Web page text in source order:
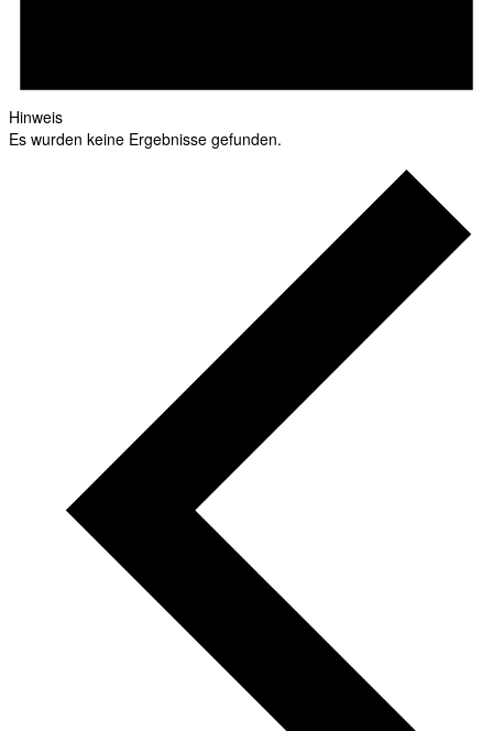
Hinweis
Es wurden keine Ergebnisse gefunden.